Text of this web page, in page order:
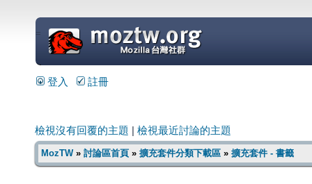
=
登入 註冊
檢視沒有回覆的主題 檢視最近討論的主題
MozTW» 討論區首頁 » 擴充套件分類下載區 » 擴充套件 - 書籤